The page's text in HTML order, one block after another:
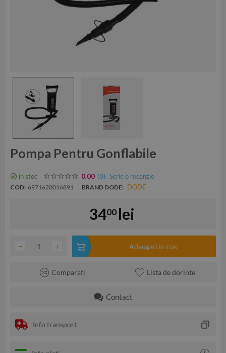
Pompa Pentru Gonflabile
in stoc 0.00 (0) Scrie o recenzie
COD: 6971620016891 BRAND DODE: DODE
3400 lei
+
− Adaugati in cos
Comparati Lista de dorinte
Contact
Info transport